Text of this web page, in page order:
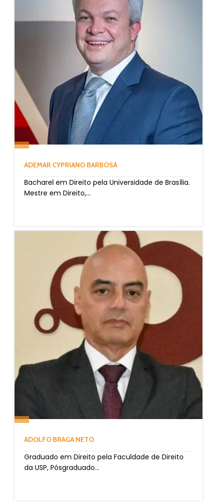
ADEMAR CYPRIANO BARBOSA
Bacharel em Direito pela Universidade de Brasília.
Mestre em Direito,...
ADOLFO BRAGA NETO
Graduado em Direito pela Faculdade de Direito
da USP, Pósgraduado...